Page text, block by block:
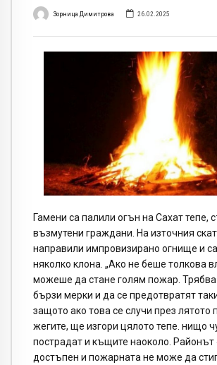
Зорница Димитрова 26.02.2025
Гамени са палили огън на Сахат тепе,
възмутени граждани. На източния скат
направили импровизирано огнище и
няколко клона. „Ако не беше толкова
можеше да стане голям пожар.
бързи мерки и да се предотвратят
защото ако това се случи през лятото
жегите, ще изгори цялото тепе. нищо
пострадат и къщите наоколо. Районът
достъпен и пожарната не може да